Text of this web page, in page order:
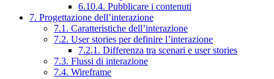
6.10.4. Pubblicare i contenuti
7. Progettazione dell’interazione
7.1. Caratteristiche dell’interazione
7.2. User stories per definire l’interazione
7.2.1. Differenza tra scenari e user stories
7.3. Flussi di interazione
7.4. Wireframe